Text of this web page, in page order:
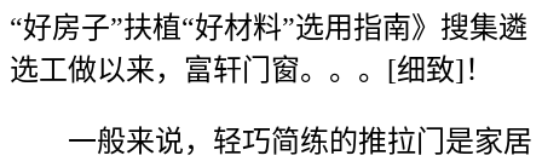
“好房子”扶植“好材料”选用指南》搜集遴
选工做以来，富轩门窗。。。[细致]！
一般来说，轻巧简练的推拉门是家居